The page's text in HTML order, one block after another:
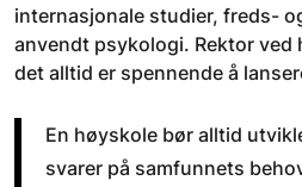
internasjonale studier, freds-
anvendt psykologi. Rektor
det alltid er spennende å
En høyskole bør alltid
svarer på samfunnets